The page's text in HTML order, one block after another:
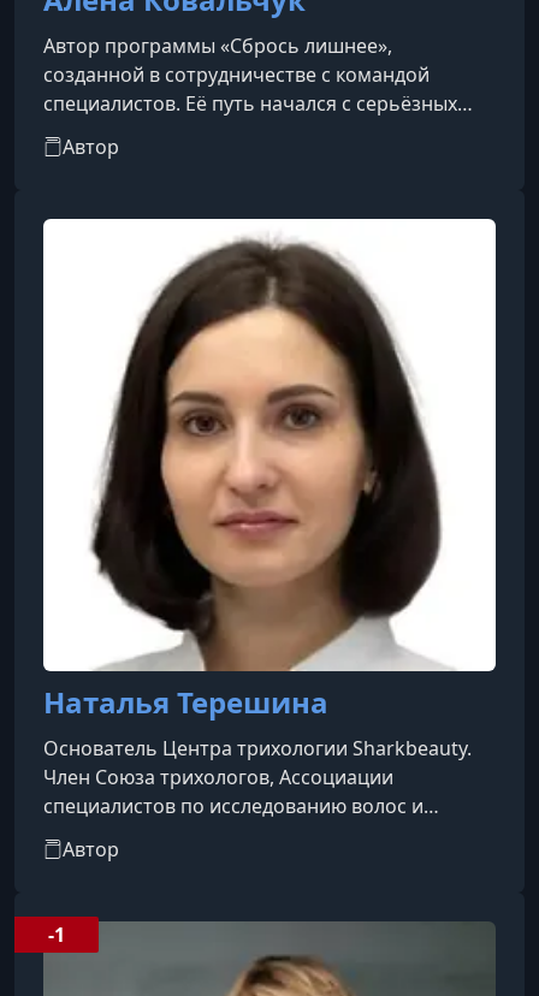
Автор программы «Сбрось лишнее»,
созданной в сотрудничестве с командой
специалистов. Её путь начался с серьёзных
проблем со здоровьем: лишний вес и ряд
диагнозов постепенно ограничивали
с этими вызовами, она приняла решение
кардинально изменить свой образ жизни.
Благодаря последовательной работе над
собой и поиску подходящего метода Алёна
смогла существенно снизить вес и
восстановить собственное самочувст
Автор
Наталья Терешина
Основатель Центра трихологии Sharkbeauty.
Член Союза трихологов, Ассоциации
специалистов по исследованию волос и
Русского общества по изучению волос.
Автор
-1